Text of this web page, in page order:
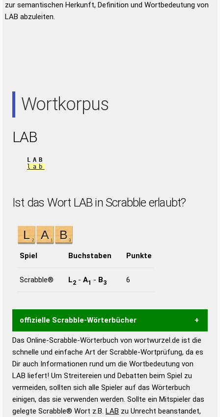
zur semantischen Herkunft, Definition und Wortbedeutung von
LAB abzuleiten.
Wortkorpus
LAB
LAB
lab
Ist das Wort LAB in Scrabble erlaubt?
Spiel Buchstaben Punkte
Scrabble® L2 - A1 - B3 6
offizielle Scrabble-Wörterbücher
Wortwurzel liefert mit Hilfe eines semantischen
Wortanalyse-Algorithmus gute Anhaltspunkte zu
Wortbedeutung, Worttrennung und Wortform, um die
Gültigkeit eines Wortes für das Scrabble-Spiel zu
bestimmen!
zugelassene Turnier Scrabble-
Wörterbücher sind:
Das Online-Scrabble-Wörterbuch von wortwurzel.de ist die
schnelle und einfache Art der Scrabble-Wortprüfung, da es
Dir auch Informationen rund um die Wortbedeutung von
LAB liefert! Um Streitereien und Debatten beim Spiel zu
vermeiden, sollten sich alle Spieler auf das Wörterbuch
einigen, das sie verwenden werden. Sollte ein Mitspieler das
gelegte Scrabble® Wort z.B. LAB zu Unrecht beanstandet,